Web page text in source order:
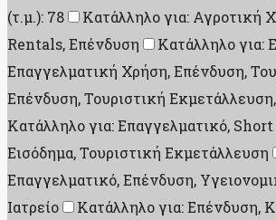
(τ.μ.): 78
Κατάλληλο για: Αγροτική
Rentals, Επένδυση
Κατάλληλο για:
Επαγγελματική Χρήση, Επένδυση,
Επένδυση, Τουριστική
Κατάλληλο για: Επαγγελματικό,
Εισόδημα, Τουριστική Εκμετάλλευση
Επαγγελματικό, Επένδυση,
Ιατρείο
Κατάλληλο για: Επένδυση,